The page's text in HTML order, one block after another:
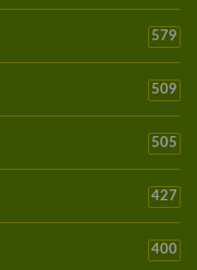
579
509
505
427
400